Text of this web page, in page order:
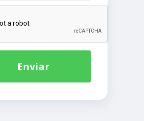
Enviar